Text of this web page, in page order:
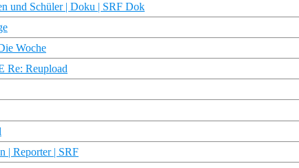
und Schüler | Doku | SRF Dok
Woche
Re: Reupload
| Reporter | SRF